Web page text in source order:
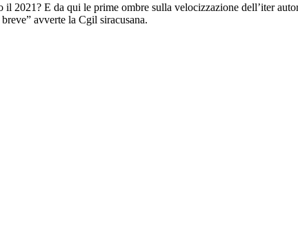
2021? E da qui le prime ombre sulla velocizzazione dell’iter
avverte la Cgil siracusana.